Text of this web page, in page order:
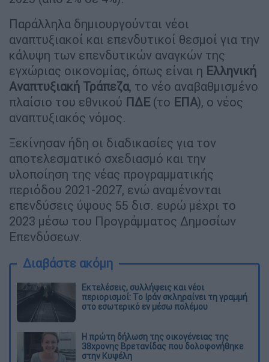
Παράλληλα δηµιουργούνται νέοι
αναπτυξιακοί και επενδυτικοί θεσµοί για την
κάλυψη των επενδυτικών αναγκών της
εγχώριας οικονοµίας, όπως είναι η Ελληνική
Αναπτυξιακή Τράπεζα, το νέο αναβαθµισµένο
πλαίσιο του εθνικού ΠΔΕ (το ΕΠΑ), ο νέος
αναπτυξιακός νόµος.
Ξεκίνησαν ήδη οι διαδικασίες για τον
αποτελεσµατικό σχεδιασµό και την
υλοποίηση της νέας προγραµµατικής
περιόδου 2021-2027, ενώ αναµένονται
επενδύσεις ύψους 55 δισ. ευρώ µέχρι το
2023 µέσω του Προγράµµατος Δηµοσίων
Επενδύσεων.
Διαβάστε ακόμη
Εκτελέσεις, συλλήψεις και νέοι
περιορισμοί: Το Ιράν σκληραίνει τη γραμμή
στο εσωτερικό εν μέσω πολέμου
Η πρώτη δήλωση της οικογένειας της
38χρονης Βρετανίδας που δολοφονήθηκε
στην Κυψέλη